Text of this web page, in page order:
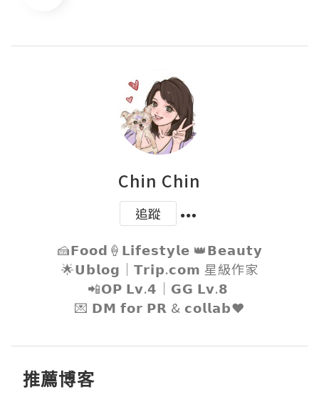
Chin Chin
追蹤
🍰𝗙𝗼𝗼𝗱🍦𝗟𝗶𝗳𝗲𝘀𝘁𝘆𝗹𝗲 👑𝗕𝗲𝗮𝘂𝘁𝘆
🌟𝗨𝗯𝗹𝗼𝗴｜𝗧𝗿𝗶𝗽.𝗰𝗼𝗺 星級作家
📲𝗢𝗣 𝗟𝘃.𝟰｜𝗚𝗚 𝗟𝘃.𝟴
💌 𝗗𝗠 𝗳𝗼𝗿 𝗣𝗥 & 𝗰𝗼𝗹𝗹𝗮𝗯❤️
推薦博客